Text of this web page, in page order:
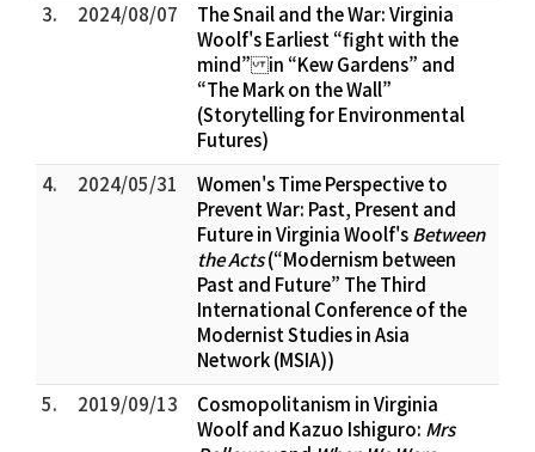
3.
2024/08/07
The Snail and the War: Virginia
Woolf's Earliest “fight with the
mind” in “Kew Gardens” and
“The Mark on the Wall”
(Storytelling for Environmental
Futures)
4.
2024/05/31
Women's Time Perspective to
Prevent War: Past, Present and
Future in Virginia Woolf'sBetween
the Acts(“Modernism between
Past and Future” The Third
International Conference of the
Modernist Studies in Asia
Network (MSIA))
5.
2019/09/13
Cosmopolitanism in Virginia
Woolf and Kazuo Ishiguro: Mrs